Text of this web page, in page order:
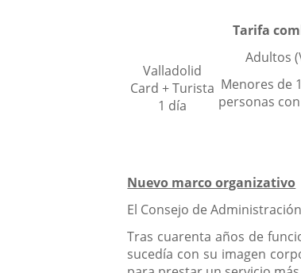
Tarifa
Valladolid
Card + Turista
1 día
Adultos
Menores de
personas
Nuevo marco organizativo
El Consejo de
Tras cuarenta años de
sucedía con su imagen